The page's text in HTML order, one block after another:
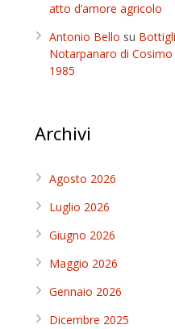
atto d’amore agricolo
Antonio Bello su
Notarpanaro di
1985
Archivi
Agosto 2026
Luglio 2026
Giugno 2026
Maggio 2026
Gennaio 2026
Dicembre 2025